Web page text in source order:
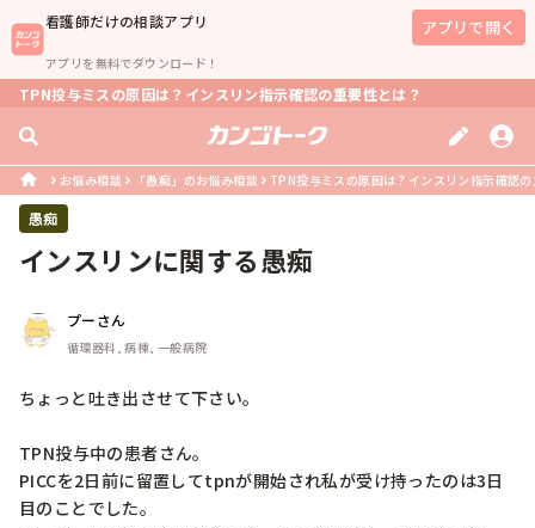
看護師だけの相談アプリ
アプリを無料でダウンロード！
アプリで開く
TPN投与ミスの原因は？インスリン指示確認の重要性とは？
お悩み相談 「愚痴」のお悩み相談 TPN投与ミスの原因は？インスリン指示確認
愚痴
インスリンに関する愚痴
プーさん
循環器科, 病棟, 一般病院
ちょっと吐き出させて下さい。
TPN投与中の患者さん。
PICCを2日前に留置してtpnが開始され私が受け持ったのは3日
目のことでした。